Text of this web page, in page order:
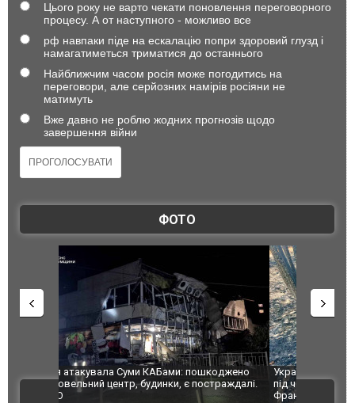
Цього року не варто чекати поновлення переговорного
процесу. А от наступного - можливо все
рф навпаки піде на ескалацію попри здоровий глузд і
намагатиметься триматися до останнього
Найближчим часом росія може погодитись на
переговори, але серйозних намірів росіяни не
матимуть
Вже давно не роблю жодних прогнозів щодо
завершення війни
ФОТО
Українські надзвичайники врятували козуленя
під час ліквідації масштабної лісової пожежі у
Франції
СБУ за
Болгарії
ВІДЕО